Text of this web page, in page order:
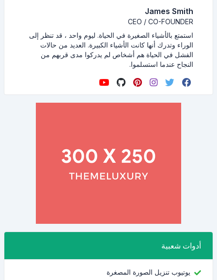
James Smith
CEO / CO-FOUNDER
استمتع بالأشياء الصغيرة في الحياة. ليوم واحد ، قد تنظر إلى
الوراء وتدرك أنها كانت الأشياء الكبيرة. العديد من حالات
الفشل في الحياة هم أشخاص لم يدركوا مدى قربهم من
النجاح عندما استسلموا.
أدوات شعبية
يوتيوب تنزيل الصورة المصغرة